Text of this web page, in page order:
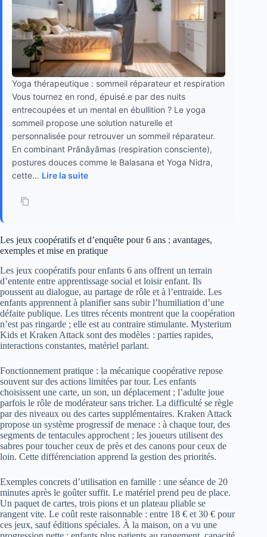
Yoga thérapeutique : sommeil réparateur et respiration
Vous tournez en rond, épuisé.e par des nuits
entrecoupées et un mental en ébullition ? Le yoga
sommeil propose une solution naturelle et
personnalisée pour retrouver un sommeil réparateur.
En combinant Prânâyâmas (respiration consciente),
postures douces comme le Balasana et Yoga Nidra,
cette... Lire la suite
Les jeux coopératifs et d’enquête pour 6 ans : avantages,
exemples et mise en pratique
Les jeux coopératifs pour enfants 6 ans offrent un terrain
d’entente entre apprentissage social et loisir enfant. Ils
poussent au dialogue, au partage de rôle et à l’entraide. Les
enfants apprennent à planifier sans subir l’humiliation d’une
défaite publique. Les titres récents montrent que la coopération
n’est pas ringarde ; elle est au contraire stimulante. Mysterium
Kids et Kraken Attack sont des modèles : parties rapides,
interactions constantes, matériel parlant.
Fonctionnement pratique : la mécanique coopérative repose
souvent sur des actions limitées par tour. Les enfants
choisissent une carte, un son, un déplacement ; l’adulte joue
parfois le rôle de modérateur sans tricher. La difficulté se règle
par des niveaux ou des cartes supplémentaires. Kraken Attack
propose un système progressif de menace : à chaque tour, des
segments de tentacules approchent ; les joueurs utilisent des
sabres pour toucher ceux de près et des canons pour ceux de
loin. Cette différenciation apprend la gestion des priorités.
Exemples concrets d’utilisation en famille : une séance de 20
minutes après le goûter suffit. Le matériel prend peu de place.
Un paquet de cartes, trois pions et un plateau pliable se
rangent vite. Le coût reste raisonnable : entre 18 € et 30 € pour
ces jeux, sauf éditions spéciales. À la maison, on a vu une